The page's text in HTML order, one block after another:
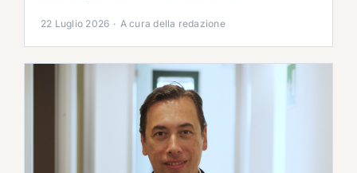
22 Luglio 2026 · A cura della redazione